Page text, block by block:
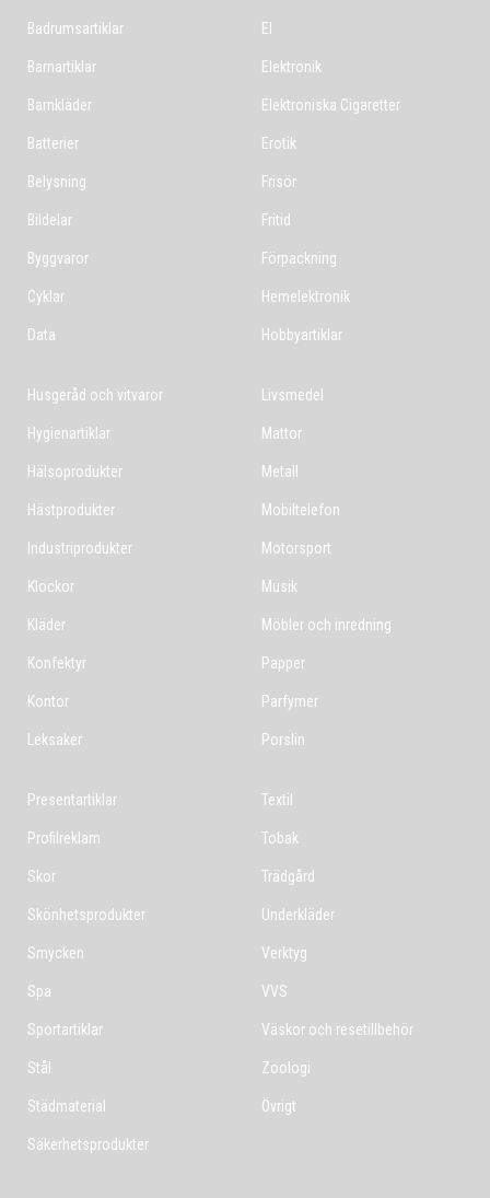
Badrumsartiklar
Barnartiklar
Barnkläder
Batterier
Belysning
Bildelar
Byggvaror
Cyklar
Data
El
Elektronik
Elektroniska Cigaretter
Erotik
Frisör
Fritid
Förpackning
Hemelektronik
Hobbyartiklar
Husgeråd och vitvaror
Hygienartiklar
Hälsoprodukter
Hästprodukter
Industriprodukter
Klockor
Kläder
Konfektyr
Kontor
Leksaker
Livsmedel
Mattor
Metall
Mobiltelefon
Motorsport
Musik
Möbler och inredning
Papper
Parfymer
Porslin
Presentartiklar
Profilreklam
Skor
Skönhetsprodukter
Smycken
Spa
Sportartiklar
Stål
Städmaterial
Säkerhetsprodukter
Textil
Tobak
Trädgård
Underkläder
Verktyg
VVS
Väskor och resetillbehör
Zoologi
Övrigt